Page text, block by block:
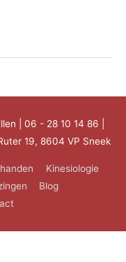
| 06 - 28 10 14 86 |
19, 8604 VP Sneek
Kinesiologie
Blog